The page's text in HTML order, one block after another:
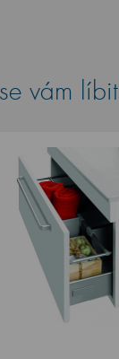
vám líbit